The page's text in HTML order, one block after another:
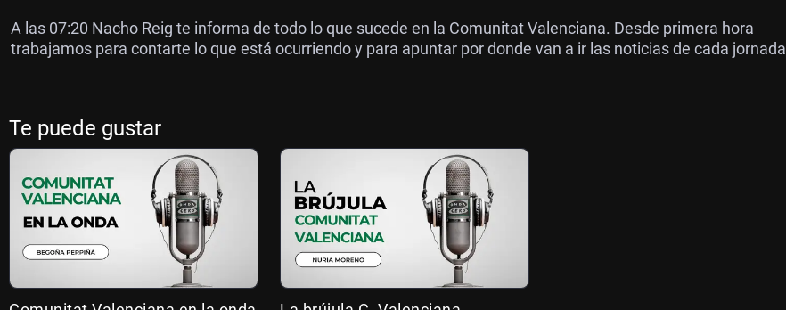
A las 07:20 Nacho Reig te informa de todo lo que sucede en la Comunitat Valenciana. Desde primera hora
trabajamos para contarte lo que está ocurriendo y para apuntar por donde van a ir las noticias de cada jornada
Te puede gustar